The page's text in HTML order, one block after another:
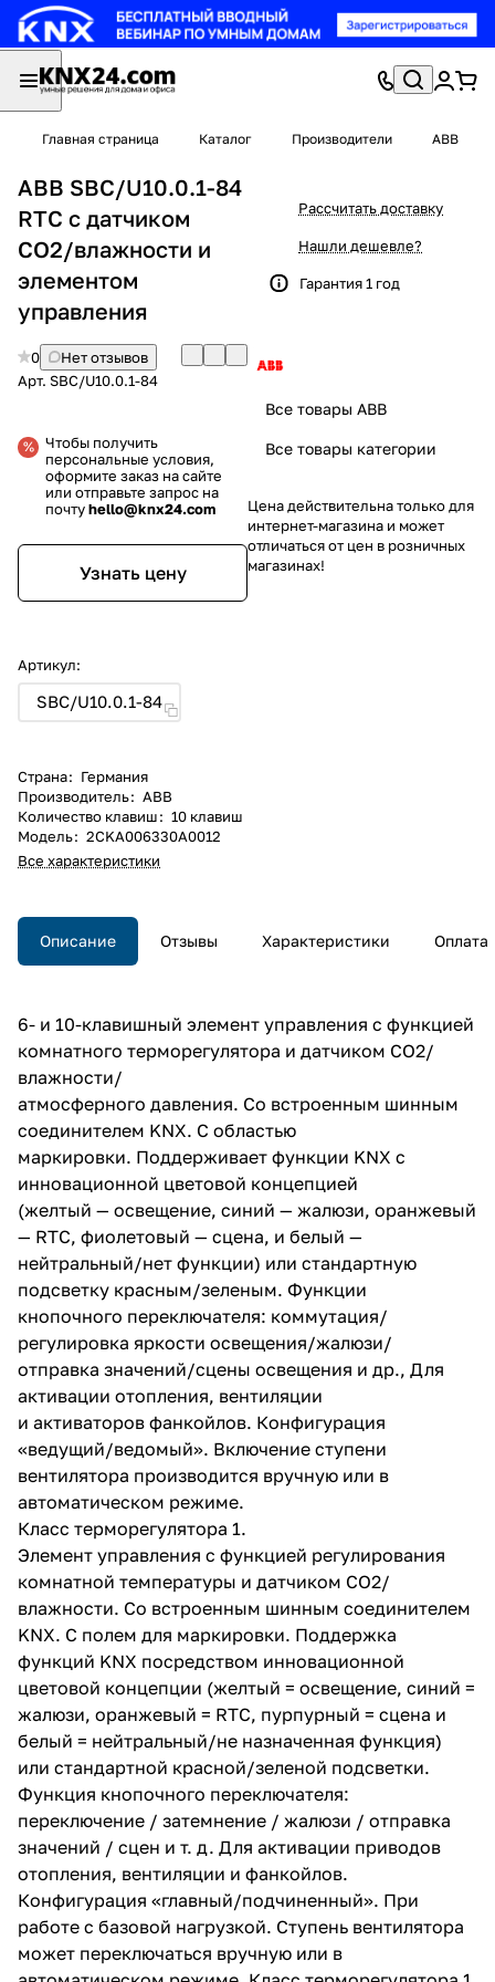
Главная страница Каталог Производители ABB
ABB SBC/U10.0.1-84
RTC с датчиком
CO2/влажности и
элементом
управления
0
Нет отзывов
Арт. SBC/U10.0.1-84
Чтобы получить
персональные условия,
оформите заказ на сайте
или отправьте запрос на
почтуhello@knx24.com
Узнать цену
Артикул:
SBC/U10.0.1-84
Страна: Германия
Производитель: ABB
Количество клавиш: 10 клавиш
Модель: 2CKA006330A0012
Все характеристики
Рассчитать доставку
Нашли дешевле?
Гарантия 1 год
Все товары ABB
Все товары категории
Цена действительна только для
интернет-магазина и может
отличаться от цен в розничных
магазинах!
Описание Отзывы Характеристики Оплата
6- и 10-клавишный элемент управления с функцией
комнатного терморегулятора и датчиком CO2/
влажности/
атмосферного давления. Со встроенным шинным
соединителем KNX. С областью
маркировки. Поддерживает функции KNX с
инновационной цветовой концепцией
(желтый — освещение, синий — жалюзи, оранжевый
— RTC, фиолетовый — сцена, и белый —
нейтральный/нет функции) или стандартную
подсветку красным/зеленым. Функции
кнопочного переключателя: коммутация/
регулировка яркости освещения/жалюзи/
отправка значений/сцены освещения и др., Для
активации отопления, вентиляции
и активаторов фанкойлов. Конфигурация
«ведущий/ведомый». Включение ступени
вентилятора производится вручную или в
автоматическом режиме.
Класс терморегулятора 1.
Элемент управления с функцией регулирования
комнатной температуры и датчиком CO2/
влажности. Со встроенным шинным соединителем
KNX. С полем для маркировки. Поддержка
функций KNX посредством инновационной
цветовой концепции (желтый = освещение, синий =
жалюзи, оранжевый = RTC, пурпурный = сцена и
белый = нейтральный/не назначенная функция)
или стандартной красной/зеленой подсветки.
Функция кнопочного переключателя:
переключение / затемнение / жалюзи / отправка
значений / сцен и т. д. Для активации приводов
отопления, вентиляции и фанкойлов.
Конфигурация «главный/подчиненный». При
работе с базовой нагрузкой. Ступень вентилятора
может переключаться вручную или в